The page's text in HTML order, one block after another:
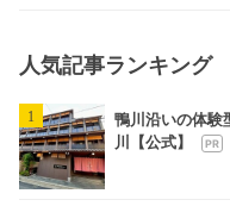
人気記事ランキング
1
鴨川沿いの体験
川【公式】